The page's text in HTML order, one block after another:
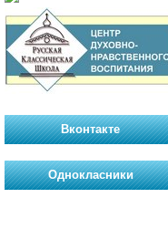
Вконтакте
Однокласники